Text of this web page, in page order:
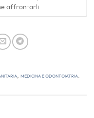
affrontarli
, Medicina e Odontoiatria.